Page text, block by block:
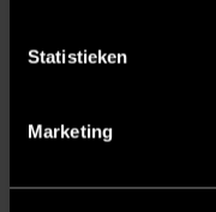
Statistieken
Marketing
Vacatures
Blijf op de hoogte!